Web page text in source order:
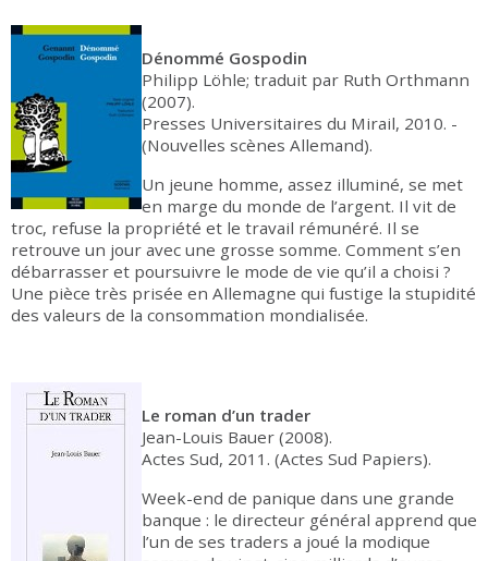
Dénommé Gospodin
Philipp Löhle; traduit par Ruth Orthmann
(2007).
Presses Universitaires du Mirail, 2010. -
(Nouvelles scènes Allemand).
Un jeune homme, assez illuminé, se met
en marge du monde de l’argent. Il vit de
troc, refuse la propriété et le travail rémunéré. Il se
retrouve un jour avec une grosse somme. Comment s’en
débarrasser et poursuivre le mode de vie qu’il a choisi ?
Une pièce très prisée en Allemagne qui fustige la stupidité
des valeurs de la consommation mondialisée.
Le roman d’un trader
Jean-Louis Bauer (2008).
Actes Sud, 2011. (Actes Sud Papiers).
Week-end de panique dans une grande
banque : le directeur général apprend que
l’un de ses traders a joué la modique